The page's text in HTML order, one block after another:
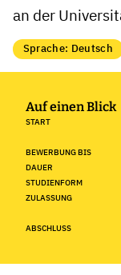
an der
Sprache: Deutsch
Auf einen Blick
START
BEWERBUNG BIS
DAUER
STUDIENFORM
ZULASSUNG
ABSCHLUSS